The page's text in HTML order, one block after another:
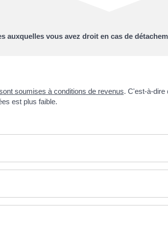
auxquelles vous avez droit en cas de
soumises à conditions de revenus. C'est-à-dire
est plus faible.